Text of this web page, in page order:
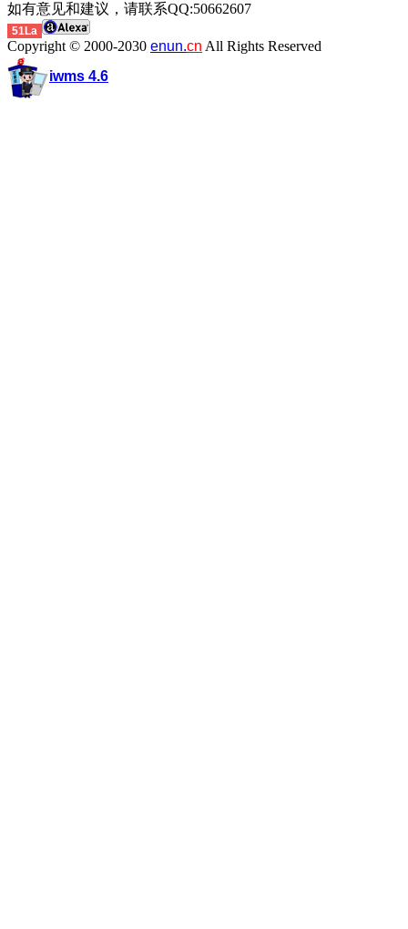
如有意见和建议，请联系QQ:50662607
51La
Copyright © 2000-2030 enun.cn All Rights Reserved
iwms 4.6